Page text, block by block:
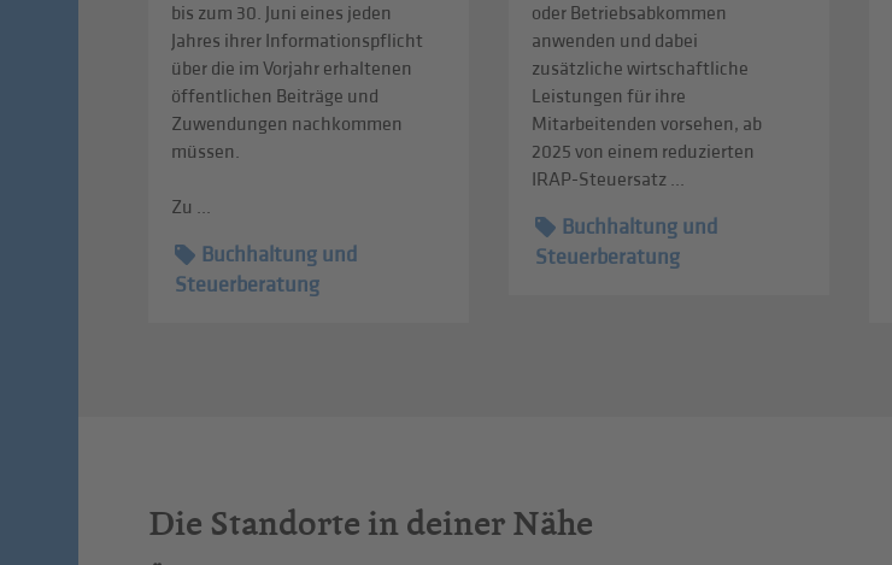
bis zum 30. Juni eines jeden
Jahres ihrer Informationspflicht
über die im Vorjahr erhaltenen
öffentlichen Beiträge und
Zuwendungen nachkommen
müssen.
Zu ...
Buchhaltung und
Steuerberatung
oder Betriebsabkommen
anwenden und dabei
zusätzliche wirtschaftliche
Leistungen für ihre
Mitarbeitenden vorsehen, ab
2025 von einem reduzierten
IRAP-Steuersatz ...
Buchhaltung und
Steuerberatung
Die Standorte in deiner Nähe